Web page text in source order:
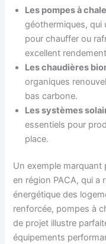
Les pompes à
géothermiques, qui
pour chauffer ou
excellent
Les chaudières
organiques
bas carbone.
Les systèmes
essentiels pour
place.
Un exemple marquant
en région PACA, qui a
énergétique des
renforcée, pompes à
de projet illustre
équipements